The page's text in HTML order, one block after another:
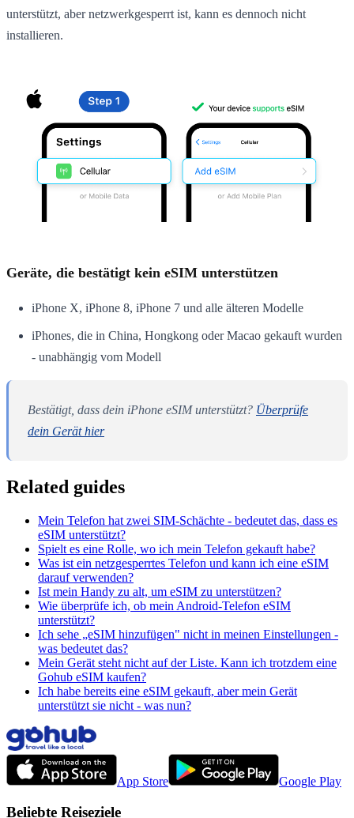
unterstützt, aber netzwerkgesperrt ist, kann es dennoch nicht
installieren.
Geräte, die bestätigt kein eSIM unterstützen
iPhone X, iPhone 8, iPhone 7 und alle älteren Modelle
iPhones, die in China, Hongkong oder Macao gekauft wurden
- unabhängig vom Modell
Bestätigt, dass dein iPhone eSIM unterstützt? Überprüfe
dein Gerät hier
Related guides
Mein Telefon hat zwei SIM-Schächte - bedeutet das, dass es
eSIM unterstützt?
Spielt es eine Rolle, wo ich mein Telefon gekauft habe?
Was ist ein netzgesperrtes Telefon und kann ich eine eSIM
darauf verwenden?
Ist mein Handy zu alt, um eSIM zu unterstützen?
Wie überprüfe ich, ob mein Android-Telefon eSIM
unterstützt?
Ich sehe „eSIM hinzufügen" nicht in meinen Einstellungen -
was bedeutet das?
Mein Gerät steht nicht auf der Liste. Kann ich trotzdem eine
Gohub eSIM kaufen?
Ich habe bereits eine eSIM gekauft, aber mein Gerät
unterstützt sie nicht - was nun?
App Store Google Play
Beliebte Reiseziele